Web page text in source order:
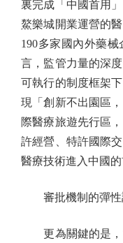
裏完成「中國首用
鰲樂城開業運營的
190多家國內外藥
言，監管力量的深
可執行的制度框架
現「創新不出園區
際醫療旅遊先行區
許經營、特許國際
醫療技術進入中國的
審批機制的彈性
更為關鍵的是，